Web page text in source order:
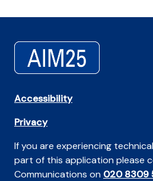
Accessibility
Privacy
If you are experiencing
part of this application please
Communications on 020 8309